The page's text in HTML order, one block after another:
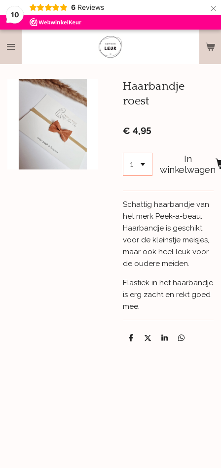
10
6 Reviews ×
Haarbandje
roest
€ 4,95
In
winkelwagen
Schattig haarbandje van
het merk Peek-a-beau.
Haarbandje is geschikt
voor de kleinstje meisjes,
maar ook heel leuk voor
de oudere meiden.
Elastiek in het haarbandje
is erg zacht en rekt goed
mee.
D
D
S
D